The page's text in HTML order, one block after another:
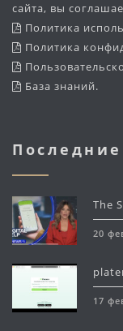
сайта, вы
Политика
Политика
База знаний.
The
20
17